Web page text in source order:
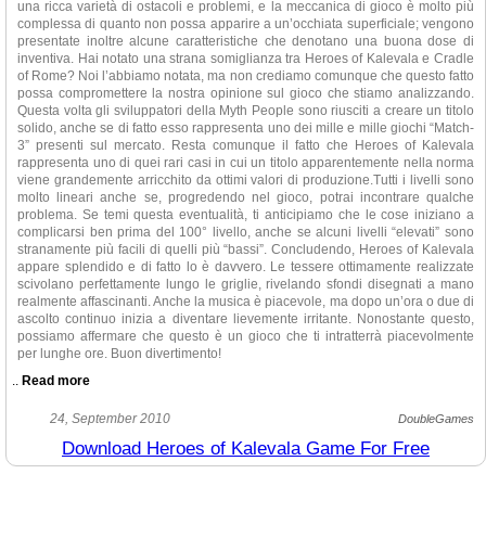
una ricca varietà di ostacoli e problemi, e la meccanica di gioco è molto più
complessa di quanto non possa apparire a un’occhiata superficiale; vengono
presentate inoltre alcune caratteristiche che denotano una buona dose di
inventiva. Hai notato una strana somiglianza tra Heroes of Kalevala e Cradle
of Rome? Noi l’abbiamo notata, ma non crediamo comunque che questo fatto
possa compromettere la nostra opinione sul gioco che stiamo analizzando.
Questa volta gli sviluppatori della Myth People sono riusciti a creare un titolo
solido, anche se di fatto esso rappresenta uno dei mille e mille giochi “Match-
3” presenti sul mercato. Resta comunque il fatto che Heroes of Kalevala
rappresenta uno di quei rari casi in cui un titolo apparentemente nella norma
viene grandemente arricchito da ottimi valori di produzione.Tutti i livelli sono
molto lineari anche se, progredendo nel gioco, potrai incontrare qualche
problema. Se temi questa eventualità, ti anticipiamo che le cose iniziano a
complicarsi ben prima del 100° livello, anche se alcuni livelli “elevati” sono
stranamente più facili di quelli più “bassi”. Concludendo, Heroes of Kalevala
appare splendido e di fatto lo è davvero. Le tessere ottimamente realizzate
scivolano perfettamente lungo le griglie, rivelando sfondi disegnati a mano
realmente affascinanti. Anche la musica è piacevole, ma dopo un’ora o due di
ascolto continuo inizia a diventare lievemente irritante. Nonostante questo,
possiamo affermare che questo è un gioco che ti intratterrà piacevolmente
per lunghe ore. Buon divertimento!
Read more
Hia mai riflettuto sul fatto che il business delle costruzioni e dell’edilizia
sviluppatori del nuovo titolo del genere “Match-3” Heroes of Kalevala, sono
tutti convinti che questo argomento possa costituire la base per offrire un
24, September 2010 DoubleGames
Download Heroes of Kalevala Game For Free